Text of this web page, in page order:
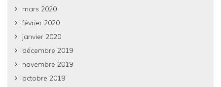
mars 2020
février 2020
janvier 2020
décembre 2019
novembre 2019
octobre 2019